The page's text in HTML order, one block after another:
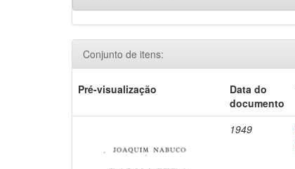
Conjunto de itens:
Pré-visualização
Data do
documento
1949